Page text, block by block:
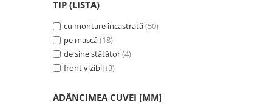
cu montare încastrată, montare sub blat,
(1)
400(1)
440(4)
450(4)
500 (14)
550 (2)
580 (1)
TIP (LISTA)
cu montare încastrată(50)
pe mască(18)
de sine stătător(4)
front vizibil(3)
ADÂNCIMEA CUVEI [MM]